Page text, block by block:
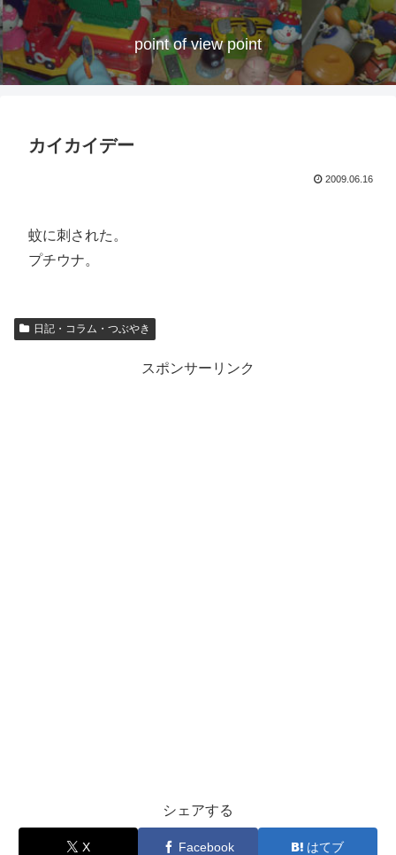
point of view point
カイカイデー
2009.06.16
蚊に刺された。
プチウナ。
日記・コラム・つぶやき
スポンサーリンク
シェアする
X Facebook はてブ